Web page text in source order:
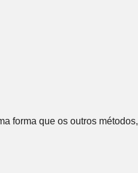
forma que os outros métodos,